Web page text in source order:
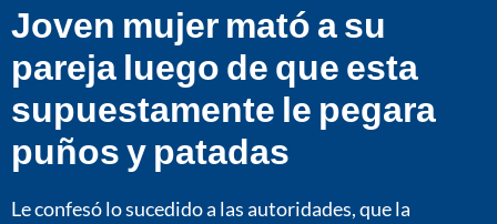
Joven mujer mató a su
pareja luego de que esta
supuestamente le pegara
puños y patadas
Le confesó lo sucedido a las autoridades, que la